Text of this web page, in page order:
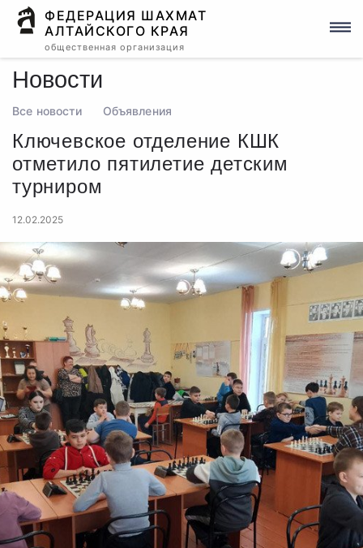
ФЕДЕРАЦИЯ ШАХМАТ
АЛТАЙСКОГО КРАЯ
общественная организация
Новости
Все новости Объявления
Ключевское отделение КШК
отметило пятилетие детским
турниром
12.02.2025